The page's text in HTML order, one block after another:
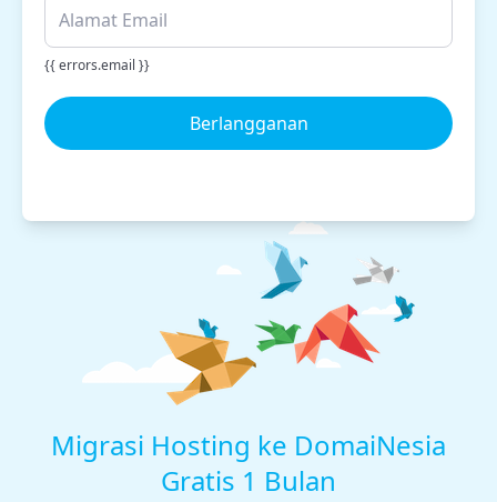
{{ errors.email }}
Berlangganan
Migrasi Hosting ke DomaiNesia
Gratis 1 Bulan